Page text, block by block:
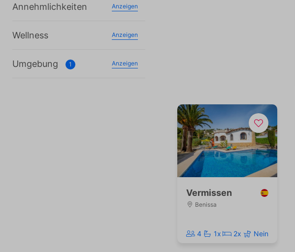
Vermissen
Benissa
4 1x 2x Nein
Annehmlichkeiten Anzeigen
Wellness Anzeigen
Umgebung 1 Anzeigen